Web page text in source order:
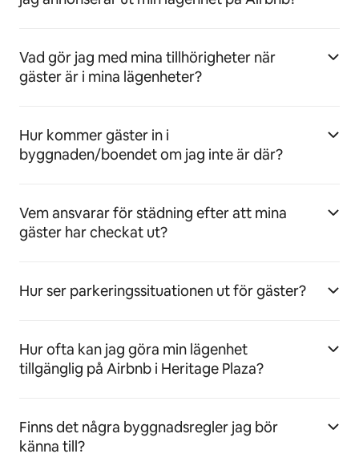
Vad gör jag med mina tillhörigheter när
gäster är i mina lägenheter?
Hur kommer gäster in i
byggnaden/boendet om jag inte är där?
Vem ansvarar för städning efter att mina
gäster har checkat ut?
Hur ser parkeringssituationen ut för gäster?
Hur ofta kan jag göra min lägenhet
tillgänglig på Airbnb i Heritage Plaza?
Finns det några byggnadsregler jag bör
känna till?